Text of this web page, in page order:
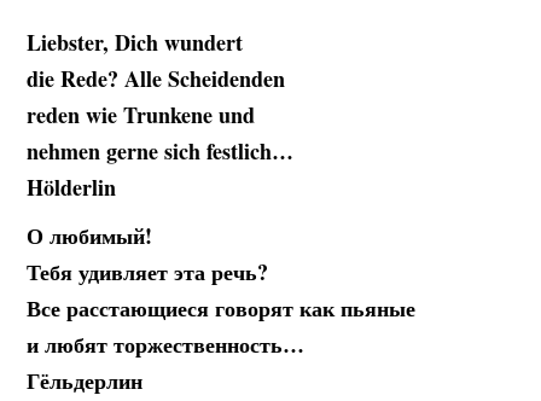
Liebster, Dich wundert
die Rede? Alle Scheidenden
reden wie Trunkene und
nehmen gerne sich festlich…
Hölderlin
О любимый!
Тебя удивляет эта речь?
Все расстающиеся говорят как пьяные
и любят торжественность…
Гёльдерлин